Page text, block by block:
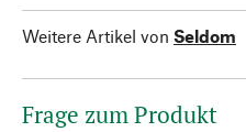
Weitere Artikel von Seldom
Frage zum Produkt